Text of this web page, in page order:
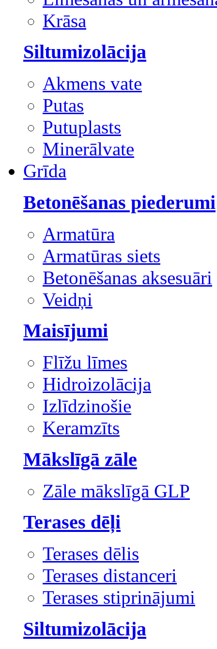
Krāsa
Siltumizolācija
Akmens vate
Putas
Putuplasts
Minerālvate
Grīda
Betonēšanas piederumi
Armatūra
Armatūras siets
Betonēšanas aksesuāri
Veidņi
Maisījumi
Flīžu līmes
Hidroizolācija
Izlīdzinošie
Keramzīts
Mākslīgā zāle
Zāle mākslīgā GLP
Terases dēļi
Terases dēlis
Terases distanceri
Terases stiprinājumi
Siltumizolācija